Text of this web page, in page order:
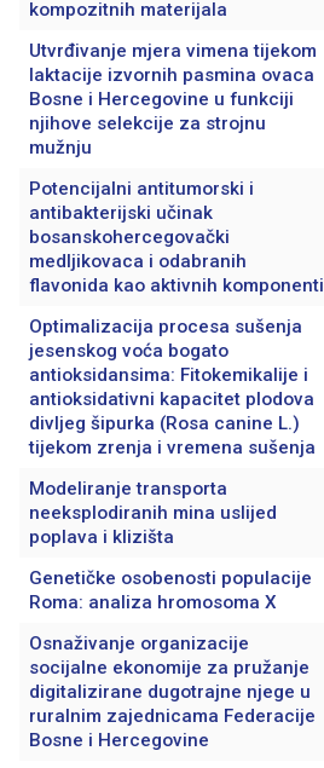
kompozitnih materijala
Utvrđivanje mjera vimena tijekom
laktacije izvornih pasmina ovaca
Bosne i Hercegovine u funkciji
njihove selekcije za strojnu
mužnju
Potencijalni antitumorski i
antibakterijski učinak
bosanskohercegovački
medljikovaca i odabranih
flavonida kao aktivnih komponenti
Optimalizacija procesa sušenja
jesenskog voća bogato
antioksidansima: Fitokemikalije i
antioksidativni kapacitet plodova
divljeg šipurka (Rosa canine L.)
tijekom zrenja i vremena sušenja
Modeliranje transporta
neeksplodiranih mina uslijed
poplava i klizišta
Genetičke osobenosti populacije
Roma: analiza hromosoma X
Osnaživanje organizacije
socijalne ekonomije za pružanje
digitalizirane dugotrajne njege u
ruralnim zajednicama Federacije
Bosne i Hercegovine